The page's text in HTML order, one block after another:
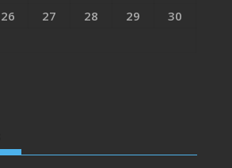
26 27 28 29
30